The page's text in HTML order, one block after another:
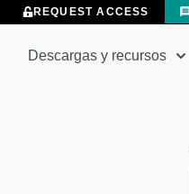
REQUEST ACCESS
Descargas y recursos